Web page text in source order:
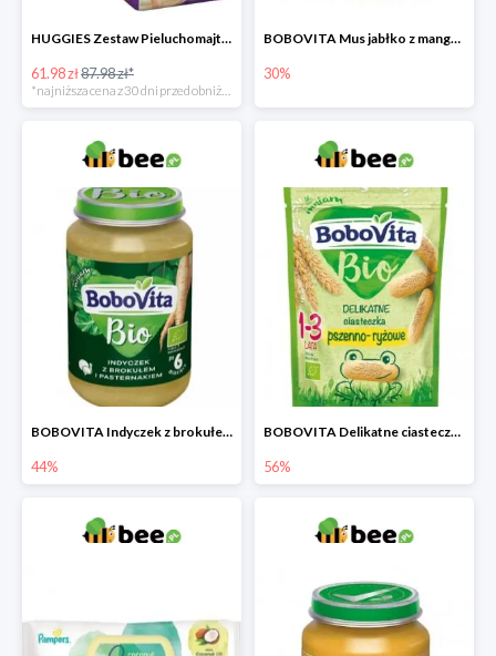
HUGGIES Zestaw Pieluchomajtki Jumbo 6 Uni ND High PANTS (15-25 kg) 2 x 30 szt. -30%
61.98 zł87.98 zł*
*najniższa cena z 30 dni przed obniżką
BOBOVITA Mus jabłko z mango i pomarańczą
30%
BOBOVITA Indyczek z brokułem i pasternakiem
44%
BOBOVITA Delikatne ciasteczka pszenno-ryżowe
56%